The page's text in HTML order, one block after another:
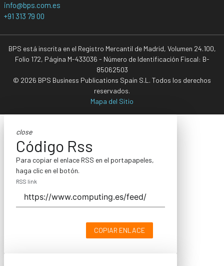
info@bps.com.es
+91 313 79 00
BPS está inscrita en el Registro Mercantil de Madrid, Volumen 24.100,
Folio 172, Página M-433036 - Número de Identificación Fiscal: B-
85062503
© 2026 BPS Business Publications Spain S.L. Todos los derechos
reservados.
Mapa del Sitio
close
Código Rss
Para copiar el enlace RSS en el portapapeles,
haga clic en el botón.
RSS link
COPIAR ENLACE